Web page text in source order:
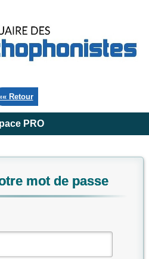
Retour
PRO
mot de passe